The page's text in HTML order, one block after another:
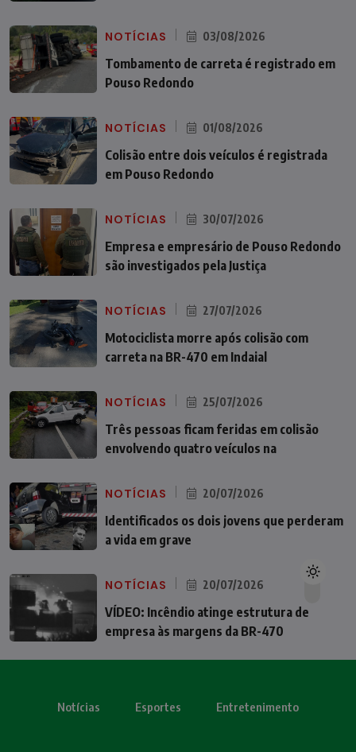
NOTÍCIAS 03/08/2026
Tombamento de carreta é registrado em
Pouso Redondo
NOTÍCIAS 01/08/2026
Colisão entre dois veículos é registrada
em Pouso Redondo
NOTÍCIAS 30/07/2026
Empresa e empresário de Pouso Redondo
são investigados pela Justiça
NOTÍCIAS 27/07/2026
Motociclista morre após colisão com
carreta na BR-470 em Indaial
NOTÍCIAS 25/07/2026
Três pessoas ficam feridas em colisão
envolvendo quatro veículos na
NOTÍCIAS 20/07/2026
Identificados os dois jovens que perderam
a vida em grave
NOTÍCIAS 20/07/2026
VÍDEO: Incêndio atinge estrutura de
empresa às margens da BR-470
Notícias Esportes Entretenimento